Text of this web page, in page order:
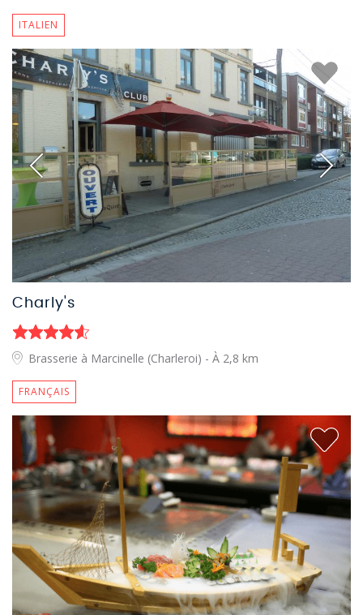
ITALIEN
Charly's
Brasserie à Marcinelle (Charleroi) - À 2,8 km
FRANÇAIS